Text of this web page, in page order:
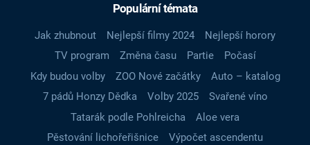
Populární témata
Jak zhubnout Nejlepší filmy 2024
Nejlepší horory
TV program
Změna času Partie
Počasí
Kdy budou volby
ZOO Nové začátky
Auto – katalog
7 pádů Honzy Dědka
Volby 2025
Svařené víno
Tatarák podle Pohlreicha
Aloe vera
Pěstování lichořeřišnice
Výpočet ascendentu